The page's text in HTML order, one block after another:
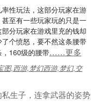
性玩法，这部分玩家在游
至有一些玩家玩的只是一
分玩家在游戏里充的钱却
个愤怒，要不然这条腰带
160级的腰带……更多
图,西游,梦幻西游,梦幻,交